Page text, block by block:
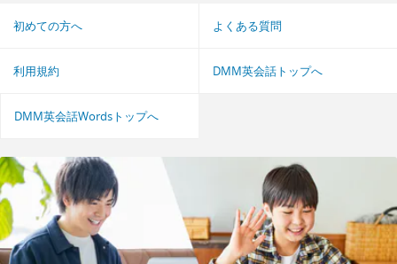
初めての方へ よくある質問
利用規約 DMM英会話トップへ
DMM英会話Wordsトップへ